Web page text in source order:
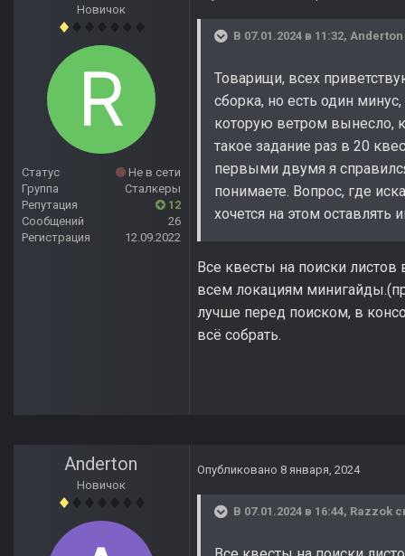
Новичок
Статус
Не в сети
Группа
Сталкеры
Репутация
12
Сообщений
26
Регистрация
12.09.2022
В 07.01.2024 в 11:32, Anderton
Товарищи, всех
сборка, но есть один
которую ветром вынесло,
такое задание раз в 20
первыми двумя я
понимаете. Вопрос, где
хочется на этом оставлять
Все квесты на поиски
всем локациям
лучше перед поиском, в
всё собрать.
Anderton
Новичок
Опубликовано 8 января, 2024
В 07.01.2024 в 16:44, Razzok